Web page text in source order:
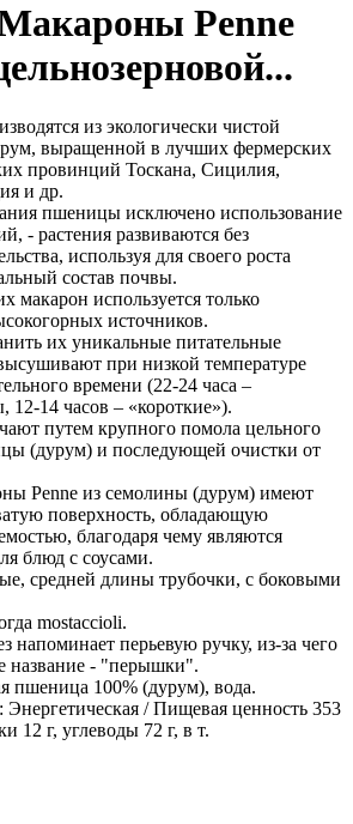
Penne
из экологически чистой
выращенной в лучших фермерских
провинций Тоскана, Сицилия,
и др.
пшеницы исключено использование
- растения развиваются без
используя для своего роста
состав почвы.
макарон используется только
источников.
их уникальные питательные
при низкой температуре
времени (22-24 часа –
14 часов – «короткие»).
путем крупного помола цельного
(дурум) и последующей очистки от
Penne из семолины (дурум) имеют
поверхность, обладающую
благодаря чему являются
блюд с соусами.
средней длины трубочки, с боковыми
mostaccioli.
напоминает перьевую ручку, из-за чего
название - "перышки".
пшеница 100% (дурум), вода.
/ Пищевая ценность 353
12 г, углеводы 72 г, в т.